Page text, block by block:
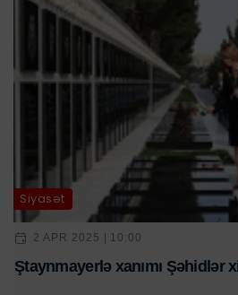
Siyasət
2 APR 2025 | 10:00
Ştaynmayerlə xanımı Şəhidlər